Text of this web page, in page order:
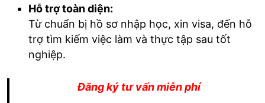
Hỗ trợ toàn diện:
Từ chuẩn bị hồ sơ nhập học, xin visa, đến hỗ
trợ tìm kiếm việc làm và thực tập sau tốt
nghiệp.
Đăng ký tư vấn miễn phí